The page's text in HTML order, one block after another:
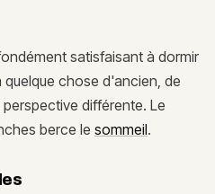
satisfaisant à dormir
chose d'ancien, de
différente. Le
berce le sommeil.